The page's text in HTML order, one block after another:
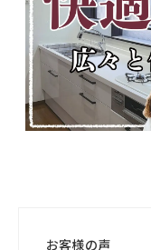
お客様の声